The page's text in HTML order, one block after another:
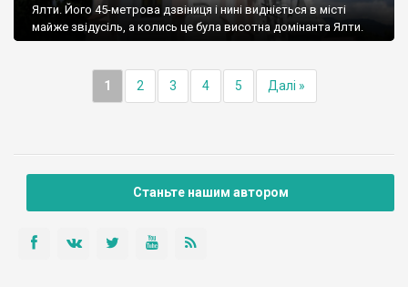
Ялти. Його 45-метрова дзвіниця і нині видніється в місті
майже звідусіль, а колись це була висотна домінанта Ялти.
1 2 3 4 5 Далі »
Станьте нашим автором